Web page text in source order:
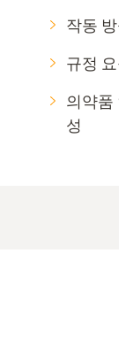
작동 방
규정 요
의약품
성